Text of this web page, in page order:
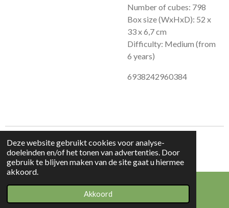
Deze website gebruikt cookies voor analyse-
doeleinden en/of het tonen van advertenties. Door
gebruik te blijven maken van de site gaat u hiermee
akkoord.
Akkoord
Number of cubes: 798
Box size (WxHxD): 52 x
33 x 6,7 cm
Difficulty: Medium (from
6 years)
6938242960384
© 2023 - 2026 Beauty & Products
Powered byJouwWeb